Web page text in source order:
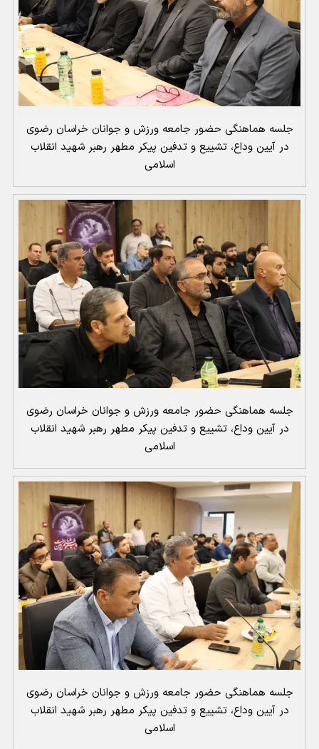
جلسه هماهنگی حضور جامعه ورزش و جوانان خراسان رضوی
در آیین وداع، تشییع و تدفین پیکر مطهر رهبر شهید انقلاب
اسلامی
جلسه هماهنگی حضور جامعه ورزش و جوانان خراسان رضوی
در آیین وداع، تشییع و تدفین پیکر مطهر رهبر شهید انقلاب
اسلامی
جلسه هماهنگی حضور جامعه ورزش و جوانان خراسان رضوی
در آیین وداع، تشییع و تدفین پیکر مطهر رهبر شهید انقلاب
اسلامی